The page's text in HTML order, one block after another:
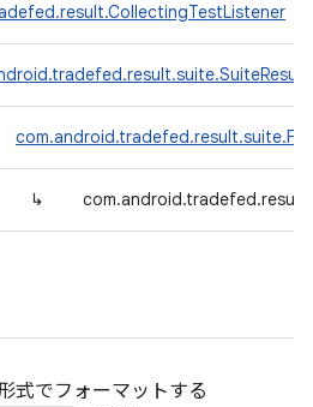
↳
式でフォーマットする